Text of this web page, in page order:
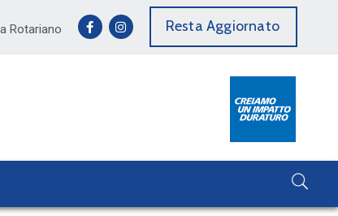
Rotariano Resta Aggiornato